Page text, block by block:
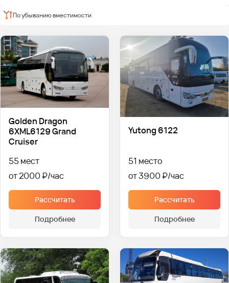
По убыванию вместимости
Golden Dragon
6XML6129 Grand
Cruiser
55 мест
от 2000 ₽
Рассчитать
Подробнее
Yutong 6122
51 место
от 3900 ₽
Рассчитать
Подробнее